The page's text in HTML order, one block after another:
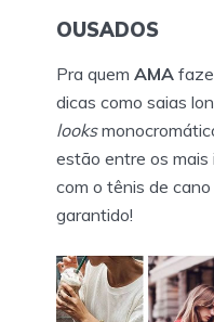
OUSADOS
Pra quem AMA
dicas como saias
looks
estão entre os mais
com o tênis de
garantido!